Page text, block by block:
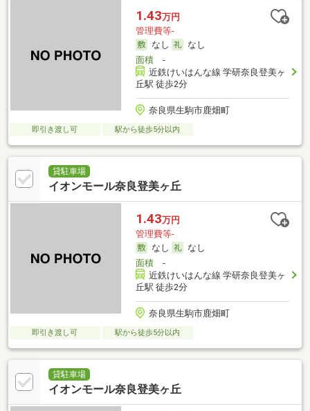
1.43万円
管理費等-
なし
なし
面積-
近鉄けいはんな線 学研奈良登美ヶ
丘駅 徒歩2分
奈良県生駒市鹿畑町
即引き渡し可 駅から徒歩5分以内
貸駐車場
イオンモール奈良登美ヶ丘
1.43万円
管理費等-
なし
なし
面積-
近鉄けいはんな線 学研奈良登美ヶ
丘駅 徒歩2分
奈良県生駒市鹿畑町
即引き渡し可 駅から徒歩5分以内
貸駐車場
イオンモール奈良登美ヶ丘